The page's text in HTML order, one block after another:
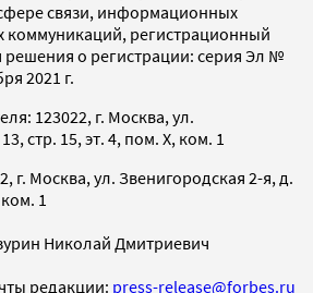
связи, информационных
коммуникаций, регистрационный
решения о регистрации: серия Эл №
2021 г.
123022, г. Москва, ул.
стр. 15, эт. 4, пом. X, ком. 1
г. Москва, ул. Звенигородская 2-я, д.
1
Николай Дмитриевич
редакции: press-release@forbes.ru